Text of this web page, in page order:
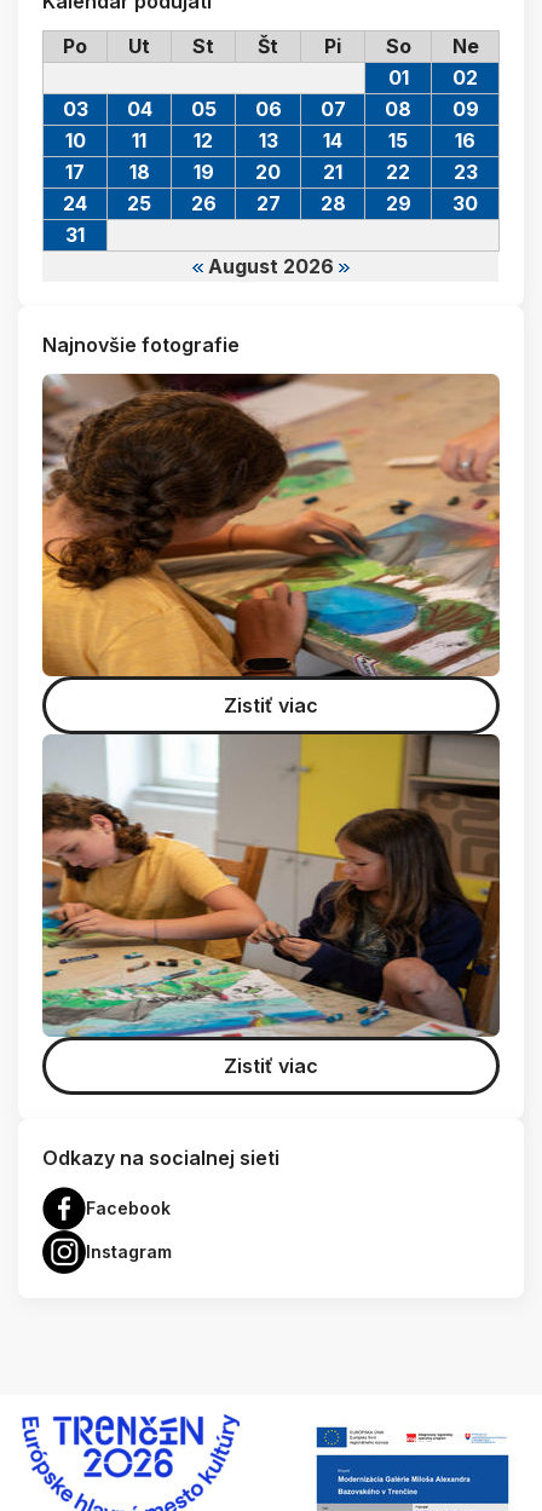
Po
Ut St Št Pi So Ne
August 2026
01
02
03
04 05 06 07 08
09
10
11 12 13 14 15
16
17
18 19 20 21 22
23
24
25 26 27 28 29
30
31
Najnovšie fotografie
Zistiť viac
Zistiť viac
Odkazy na socialnej sieti
Facebook
Instagram